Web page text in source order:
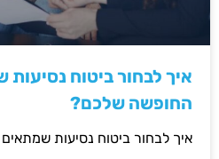
איך לבחור ביטוח
החופשה שלכם?
איך לבחור ביטוח נסיעות